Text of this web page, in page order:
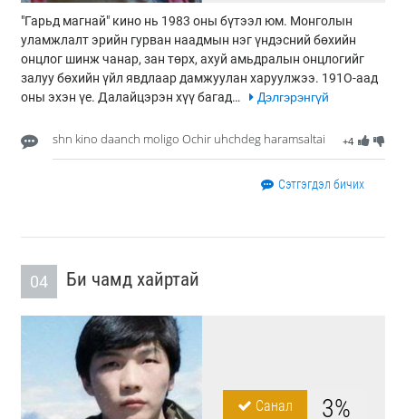
"Гарьд магнай" кино нь 1983 оны бүтээл юм. Монголын
уламжлалт эрийн гурван наадмын нэг үндэсний бөхийн
онцлог шинж чанар, зан төрх, ахуй амьдралын онцлогийг
залуу бөхийн үйл явдлаар дамжуулан харуулжээ. 191О-аад
оны эхэн үе. Далайцэрэн хүү багад…
Дэлгэрэнгүй
+4
shn kino daanch moligo Ochir uhchdeg haramsaltai
Сэтгэгдэл бичих
04 Би чамд хайртай
Санал 3%